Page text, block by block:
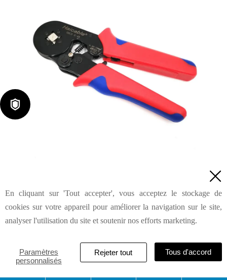
Demande de renseignements
HAILIN INDUSTRIAL & DEVELOPMENT (SHANGHAI) CO.,
LTD

En cliquant sur 'Tout accepter', vous acceptez le stockage de
cookies sur votre appareil pour améliorer la navigation sur le site,
analyser l'utilisation du site et soutenir nos efforts marketing.
Paramètres
personnalisés
Rejeter tout Tous d'accord
